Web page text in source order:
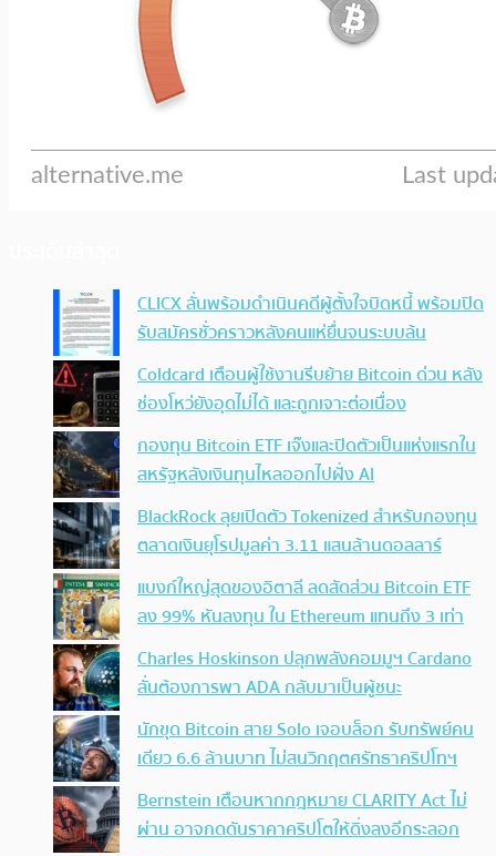
CLICX ลั่นพร้อมดำเนินคดีผู้ตั้งใจบิดหนี้ พร้อมปิด
รับสมัครชั่วคราวหลังคนแห่ยื่นจนระบบล้น
Coldcard เตือนผู้ใช้งานรีบย้าย Bitcoin ด่วน หลัง
ช่องโหว่ยังอุดไม่ได้ และถูกเจาะต่อเนื่อง
กองทุน Bitcoin ETF เจ๊งและปิดตัวเป็นแห่งแรกใน
สหรัฐหลังเงินทุนไหลออกไปฝั่ง AI
BlackRock ลุยเปิดตัว Tokenized สำหรับกองทุน
ตลาดเงินยุโรปมูลค่า 3.11 แสนล้านดอลลาร์
แบงก์ใหญ่สุดของอิตาลี ลดสัดส่วน Bitcoin ETF
ลง 99% หันลงทุน ใน Ethereum แทนถึง 3 เท่า
Charles Hoskinson ปลุกพลังคอมมูฯ Cardano
ลั่นต้องการพา ADA กลับมาเป็นผู้ชนะ
นักขุด Bitcoin สาย Solo เจอบล็อก รับทรัพย์คน
เดียว 6.6 ล้านบาท ไม่สนวิกฤตศรัทธาคริปโทฯ
Bernstein เตือนหากกฎหมาย CLARITY Act ไม่
ผ่าน อาจกดดันราคาคริปโตให้ดิ่งลงอีกระลอก